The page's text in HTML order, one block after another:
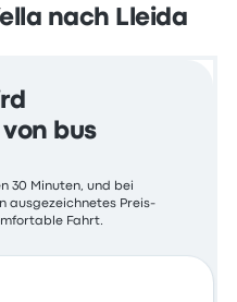
nach Lleida
bus
30 Minuten, und bei
ausgezeichnetes Preis-
Fahrt.